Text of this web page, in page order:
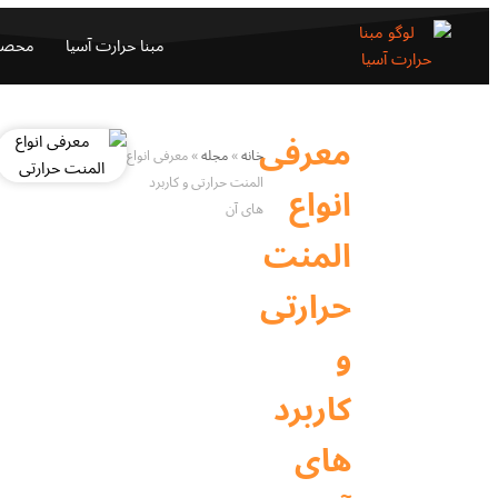
مبنا حرارت آسیا
معرفی
انواع
المنت
حرارتی
و
کاربرد
های
خانه»مجله»معرفی انواع
المنت حرارتی و کاربرد
های آن